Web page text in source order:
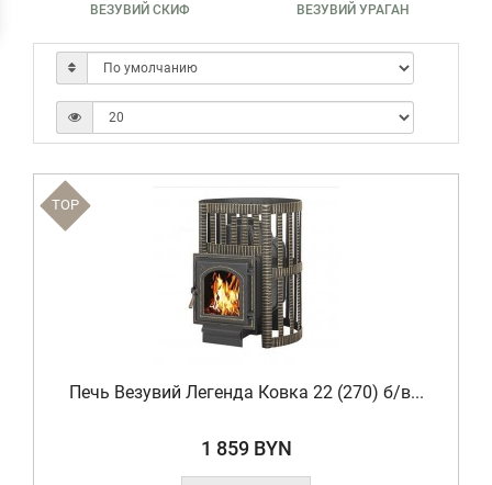
ВЕЗУВИЙ СКИФ ВЕЗУВИЙ УРАГАН
TOP
Печь Везувий Легенда Ковка 22 (270) б/в...
1 859 BYN